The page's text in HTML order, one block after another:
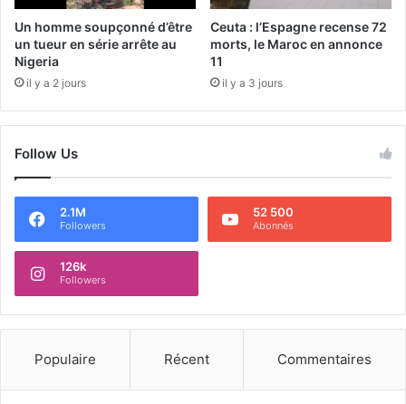
Un homme soupçonné d’être
un tueur en série arrête au
Nigeria
il y a 2 jours
Ceuta : l’Espagne recense 72
morts, le Maroc en annonce
11
il y a 3 jours
Follow Us
2.1M
Followers
52 500
Abonnés
126k
Followers
Populaire Récent Commentaires